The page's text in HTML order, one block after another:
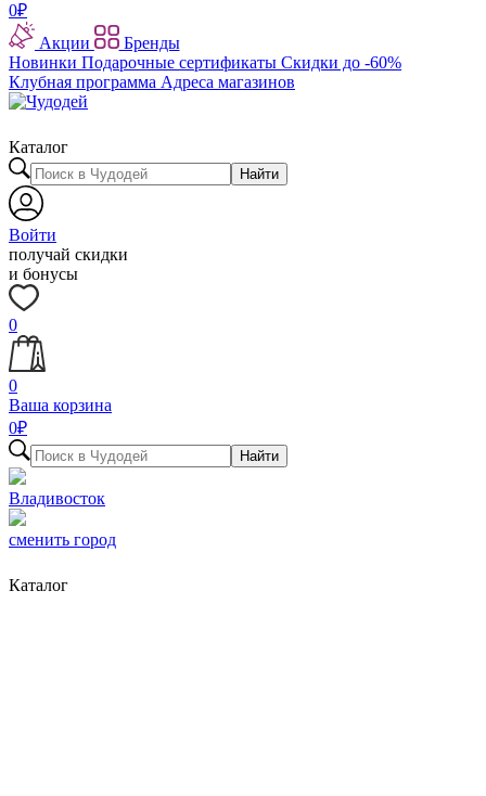
0₽
Акции
Бренды
Новинки Подарочные сертификаты Скидки до -60%
Клубная программа Адреса магазинов
Каталог
Найти
Войти
получай скидки
и бонусы
0
0
Ваша корзина
0₽
Найти
Владивосток
сменить город
Каталог